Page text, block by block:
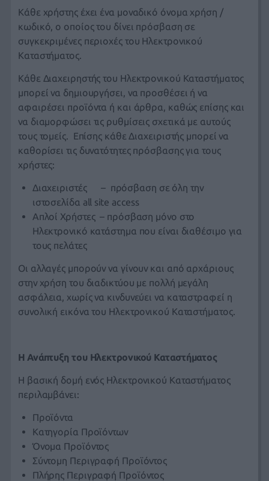
Κάθε χρήστης έχει ένα μοναδικό όνομα χρήση /
κωδικό, ο οποίος του δίνει πρόσβαση σε
συγκεκριμένες περιοχές του Ηλεκτρονικού
Καταστήματος.
Κάθε Διαχειρηστής του Ηλεκτρονικού Καταστήματος
μπορεί να δημιουργήσει, να προσθέσει ή να
αφαιρέσει προϊόντα ή και άρθρα, καθώς επίσης και
να διαμορφώσει τις ρυθμίσεις σχετικά με αυτούς
τους τομείς. Επίσης κάθε Διαχειριστής μπορεί να
καθορίσει τις δυνατότητες πρόσβασης για τους
χρήστες:
Διαχειριστές – πρόσβαση σε όλη την
ιστοσελίδα all site access
Απλοί Χρήστες – πρόσβαση μόνο στο
Ηλεκτρονικό κατάστημα που είναι διαθέσιμο για
τους πελάτες
Οι αλλαγές μπορούν να γίνουν και από αρχάριους
στην χρήση του διαδικτύου με πολλή μεγάλη
ασφάλεια, χωρίς να κινδυνεύει να καταστραφεί η
συνολική εικόνα του Ηλεκτρονικού Καταστήματος.
Η Ανάπτυξη του Ηλεκτρονικού Καταστήματος
Η βασική δομή ενός Ηλεκτρονικού Καταστήματος
περιλαμβάνει:
Προϊόντα
Κατηγορία Προϊόντων
Όνομα Προϊόντος
Σύντομη Περιγραφή Προϊόντος
Πλήρης Περιγραφή Προϊόντος